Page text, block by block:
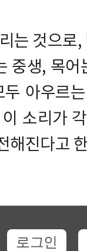
는 것으로
중생, 목
아우르
소리가
해진다고
로그인